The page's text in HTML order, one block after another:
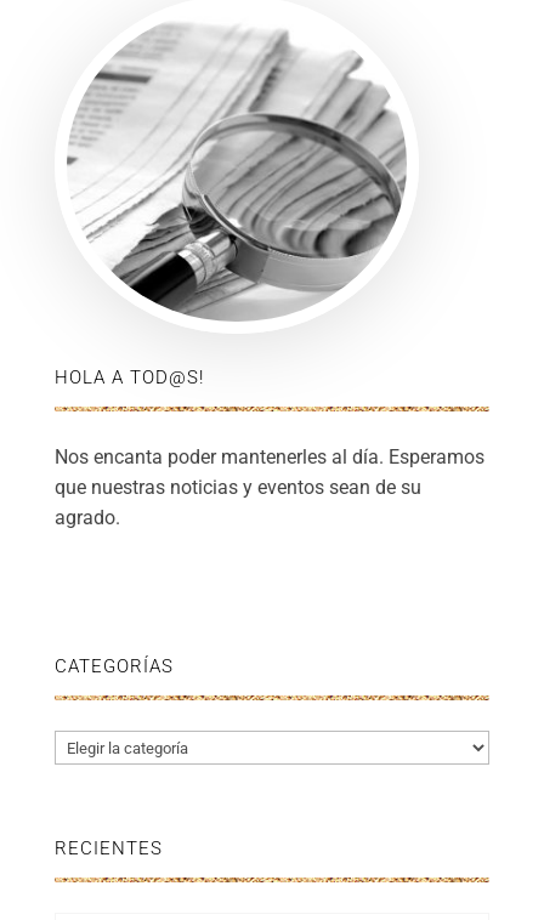
HOLA A TOD@S!
Nos encanta poder mantenerles al día. Esperamos
que nuestras noticias y eventos sean de su
agrado.
CATEGORÍAS
Categorías
RECIENTES